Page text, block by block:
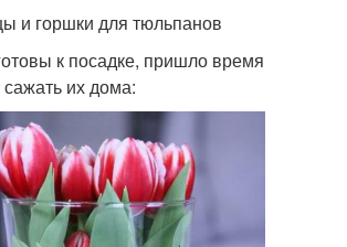
и горшки для тюльпанов
к посадке, пришло время
сажать их дома: